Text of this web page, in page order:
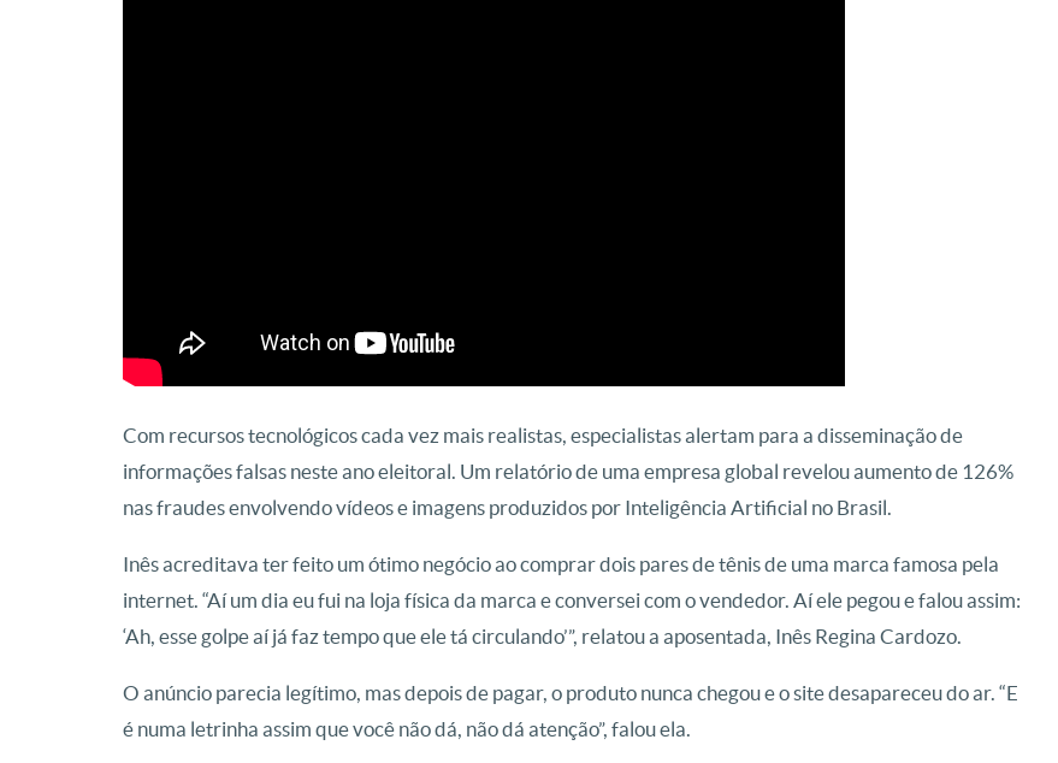
Com recursos tecnológicos cada vez mais realistas, especialistas alertam para a disseminação de
informações falsas neste ano eleitoral. Um relatório de uma empresa global revelou aumento de 126%
nas fraudes envolvendo vídeos e imagens produzidos por Inteligência Artificial no Brasil.
Inês acreditava ter feito um ótimo negócio ao comprar dois pares de tênis de uma marca famosa pela
internet. “Aí um dia eu fui na loja física da marca e conversei com o vendedor. Aí ele pegou e falou assim:
‘Ah, esse golpe aí já faz tempo que ele tá circulando’”, relatou a aposentada, Inês Regina Cardozo.
O anúncio parecia legítimo, mas depois de pagar, o produto nunca chegou e o site desapareceu do ar. “E
é numa letrinha assim que você não dá, não dá atenção”, falou ela.